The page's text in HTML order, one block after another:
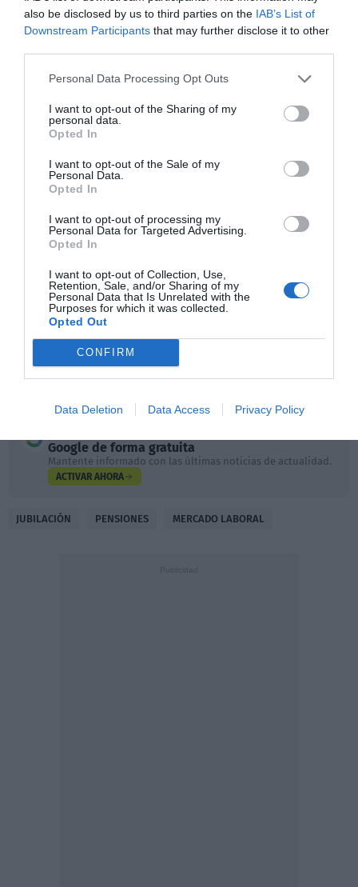
also be disclosed by us to third parties on the IAB’s List of
Downstream Participants that may further disclose it to other
Personal Data Processing Opt Outs
I want to opt-out of the Sharing of my
personal data.
Opted In
I want to opt-out of the Sale of my
Personal Data.
Opted In
I want to opt-out of processing my
Personal Data for Targeted Advertising.
Opted In
I want to opt-out of Collection, Use,
Retention, Sale, and/or Sharing of my
Personal Data that Is Unrelated with the
Purposes for which it was collected.
Opted Out
CONFIRM
Data Deletion Data Access Privacy Policy
modificar lentamente los comportamientos de salida del
mercado laboral.
de una reforma técnica.Lo que empieza a cambiar es la
propia idea social de la jubilación. Durante décadas,
retirarse significaba cerrar completamente una etapa
parte de la población combina pensión, actividad
parcial, trabajo autónomo o colaboraciones
profesionales de manera más flexible.
El desafío será evitar que esa flexibilidad termine
convirtiéndose únicamente en una necesidad económica
para quienes no pueden permitirse dejar de trabajar.
Porque una cosa es ampliar opciones y otra muy
distinta normalizar que prolongar la vida laboral deje
de ser una elección para convertirse en una obligación
encubierta.
Google de forma gratuita
Mantente informado con las últimas noticias de actualidad.
ACTIVAR AHORA
JUBILACIÓN PENSIONES MERCADO LABORAL